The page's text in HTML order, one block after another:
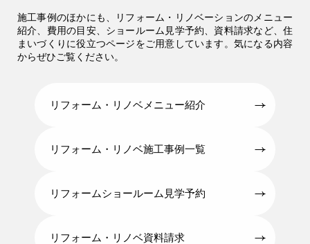
施工事例のほかにも、リフォーム・リノベーションのメニュー
紹介、費用の目安、ショールーム見学予約、資料請求など、住
まいづくりに役立つページをご用意しています。気になる内容
からぜひご覧ください。
リフォーム・リノベメニュー紹介
リフォーム・リノベ施工事例一覧
リフォームショールーム見学予約
リフォーム・リノベ資料請求
リフォーム
0120-37-7611
04-2950-7171
事業用